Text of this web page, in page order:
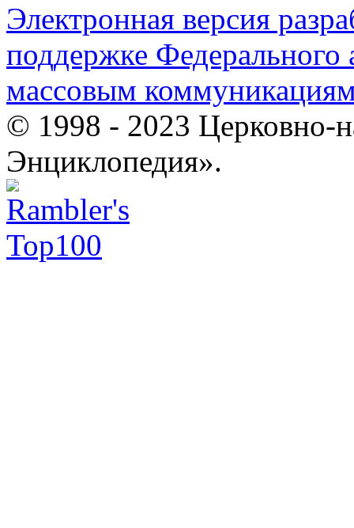
Электронная версия
поддержке Федерального
массовым
© 1998 - 2023 Церковно-
Энциклопедия».